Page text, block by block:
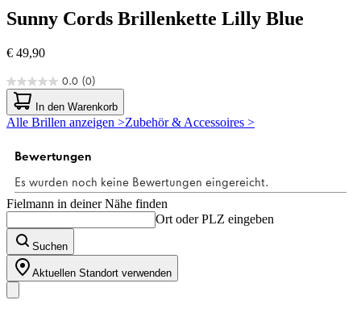
Sunny Cords Brillenkette Lilly Blue
€ 49,90
0.0 (0)
0.0
von
5
Sternen.
In den Warenkorb
Alle Brillen anzeigen >Zubehör & Accessoires >
Fielmann in deiner Nähe finden
Ort oder PLZ eingeben
Suchen
Aktuellen Standort verwenden